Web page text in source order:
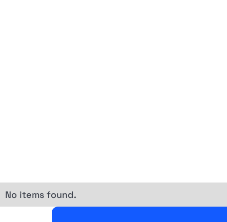
No items found.